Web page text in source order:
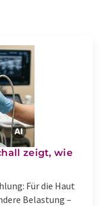
zeigt, wie
Für die Haut
Belastung –